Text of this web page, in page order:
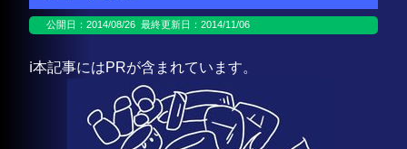
公開日：2014/08/26 最終更新日：2014/11/06
ℹ️本記事にはPRが含まれています。